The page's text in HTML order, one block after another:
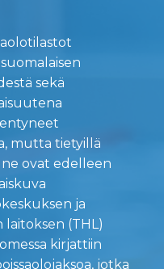
sekä
mutta tietyillä
ovat edelleen
ja
laitoksen (THL)
kirjattiin
jotka